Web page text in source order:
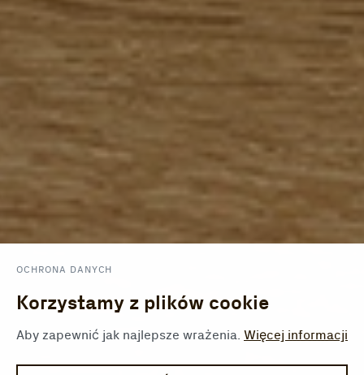
OCHRONA DANYCH
Korzystamy z plików cookie
Aby zapewnić jak najlepsze wrażenia. Więcej informacji